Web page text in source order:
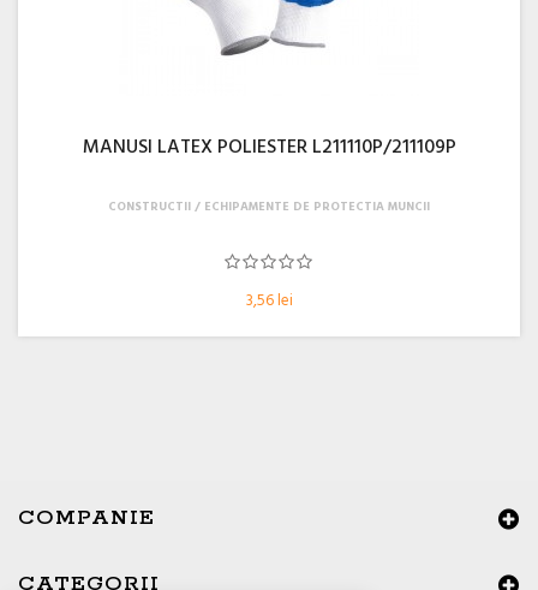
MANUSI LATEX POLIESTER L211110P/211109P
3,56 lei
CONSTRUCTII ECHIPAMENTE DE PROTECTIA MUNCII
COMPANIE
CATEGORII